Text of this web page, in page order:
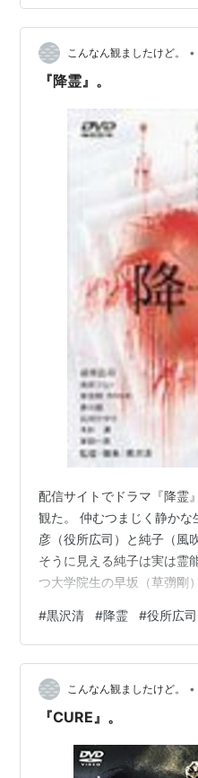
円安が進み、金利が大幅に
るのではないかと市場が受
て政府は慌てて、修正を言
が修正の記者会見を行い、
こんなん観ましたけど。 •
『降霊』。
配信サイトでドラマ『降霊
観た。 仲むつまじく静か
彦（役所広司）と純子（風
そうに見える純子は実は霊
つ大学院生の早坂（草彅剛
犯人が意識不明になるとい
作はテレビドラマとして制
劇場公開された。個人的に
師の清水大敬と山本竜二が
た。素晴らしきVシネ人脈
#黒沢清 #降霊 #役所広司
こんなん観ましたけど。 •
『CURE』。